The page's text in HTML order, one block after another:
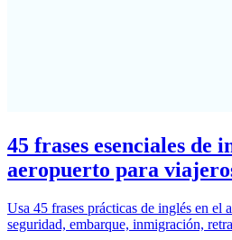
45 frases esenciales de
aeropuerto para
Usa 45 frases prácticas de inglés en el
seguridad, embarque, inmigración,